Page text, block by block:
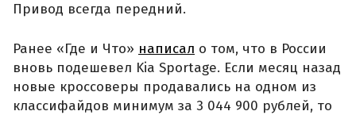
Привод всегда передний.
Ранее «Где и Что» написал о том, что в России
вновь подешевел Kia Sportage. Если месяц назад
новые кроссоверы продавались на одном из
классифайдов минимум за 3 044 900 рублей, то